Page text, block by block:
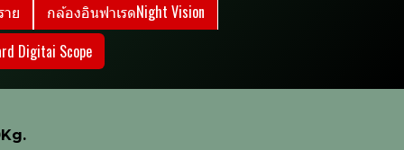
ย
กล้องอินฟาเรดNight Vision
Digitai Scope